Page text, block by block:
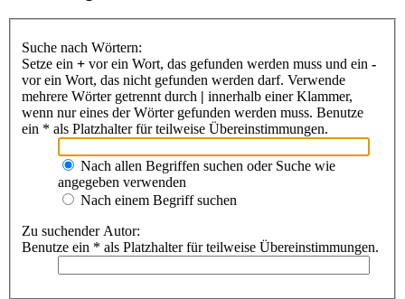
Suche nach Wörtern:
Setze ein + vor ein Wort, das gefunden werden muss und ein -
vor ein Wort, das nicht gefunden werden darf. Verwende
mehrere Wörter getrennt durch | innerhalb einer Klammer,
wenn nur eines der Wörter gefunden werden muss. Benutze
ein * als Platzhalter für teilweise Übereinstimmungen.
Nach allen Begriffen suchen oder Suche wie
angegeben verwenden
Nach einem Begriff suchen
Zu suchender Autor:
Benutze ein * als Platzhalter für teilweise Übereinstimmungen.